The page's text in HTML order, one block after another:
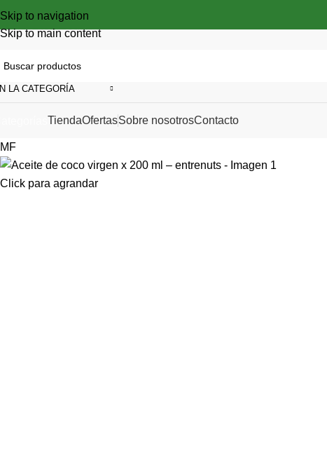
Skip to navigation
Skip to main content
LA CATEGORÍA
TiendaOfertasSobre nosotrosContacto
MF
Click para agrandar